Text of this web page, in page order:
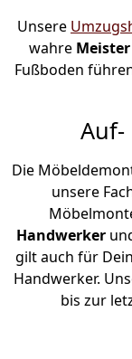
Unsere
wahre
Fußboden
Auf-
Die
unsere
Handwerker
gilt auch für
Handwerker.
bis zur